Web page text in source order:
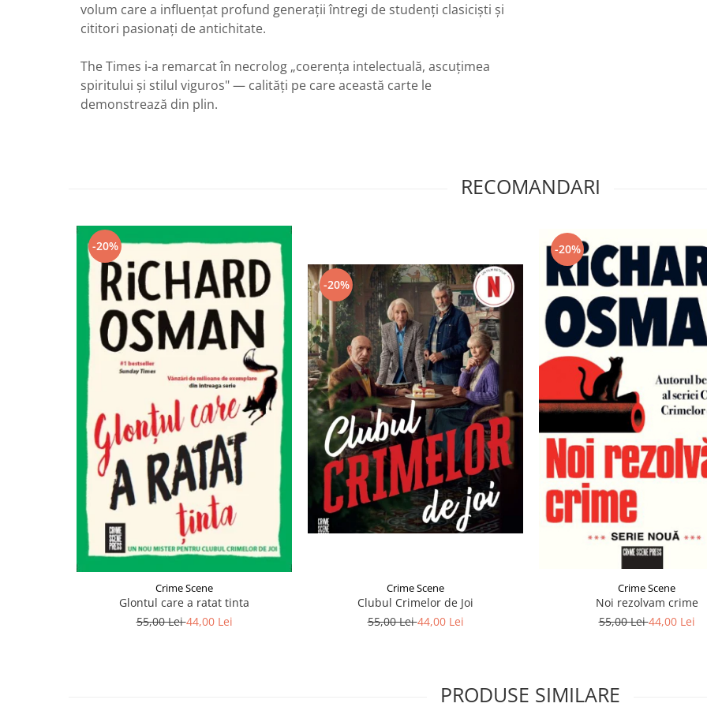
volum care a influențat profund generații întregi de studenți clasiciști și
cititori pasionați de antichitate.
The Times i-a remarcat în necrolog „coerența intelectuală, ascuțimea
spiritului și stilul viguros" — calități pe care această carte le
demonstrează din plin.
RECOMANDARI
-20%
Crime Scene
Glontul care a ratat tinta
55,00 Lei44,00 Lei
-20%
Crime Scene
Clubul Crimelor de Joi
55,00 Lei44,00 Lei
-20%
Crime Scene
Noi rezolvam crime
55,00 Lei44,00 Lei
PRODUSE SIMILARE